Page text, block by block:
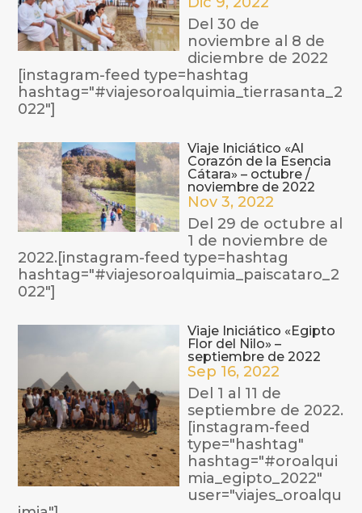
Del 30 de
noviembre al 8 de
diciembre de 2022
[instagram-feed type=hashtag
hashtag="#viajesoroalquimia_tierrasanta_2
022"]
Viaje Iniciático «Al
Corazón de la Esencia
Cátara» – octubre /
noviembre de 2022
Nov 3, 2022
Del 29 de octubre al
1 de noviembre de
2022.[instagram-feed type=hashtag
hashtag="#viajesoroalquimia_paiscataro_2
022"]
Viaje Iniciático «Egipto
Flor del Nilo» –
septiembre de 2022
Sep 16, 2022
Del 1 al 11 de
septiembre de 2022.
[instagram-feed
type="hashtag"
hashtag="#oroalqui
mia_egipto_2022"
user="viajes_oroalqu